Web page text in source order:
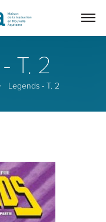
T. 2
Legends - T. 2